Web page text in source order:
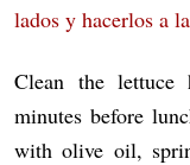
lados y hacerlos a
Clean the lettuce
minutes before
with olive oil,